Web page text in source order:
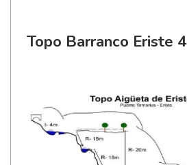
Topo Barranco Eriste 4